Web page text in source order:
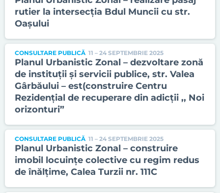
rutier la intersecția Bdul Muncii cu str.
Oașului
CONSULTARE PUBLICĂ 11 – 24 SEPTEMBRIE 2025
Planul Urbanistic Zonal – dezvoltare zonă
de instituții și servicii publice, str. Valea
Gârbăului – est(construire Centru
Rezidențial de recuperare din adicții ,, Noi
orizonturi”
CONSULTARE PUBLICĂ 11 – 24 SEPTEMBRIE 2025
Planul Urbanistic Zonal – construire
imobil locuințe colective cu regim redus
de înălțime, Calea Turzii nr. 111C